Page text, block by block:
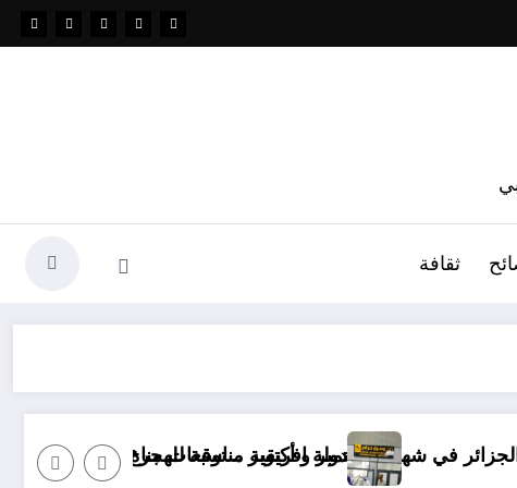
ثقافة
و أكتوبر .. توقعات مناخ خريف 2026 الجزائر
دولة افريقية مناسبة للهجرة و مستقبلها كبير